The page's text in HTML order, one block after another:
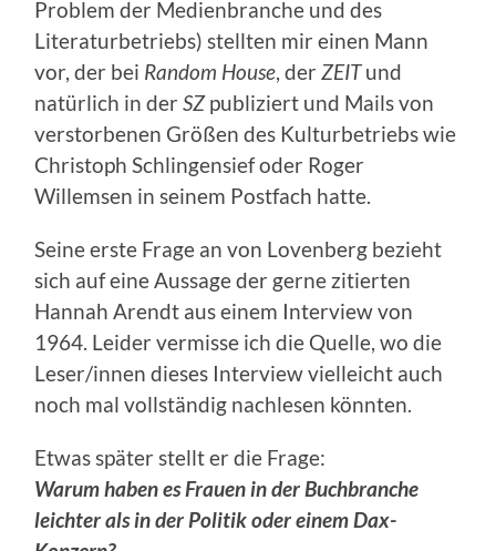
Problem der Medienbranche und des
Literaturbetriebs) stellten mir einen Mann
vor, der bei Random House, derZEITund
natürlich in derSZpubliziert und Mails von
verstorbenen Größen des Kulturbetriebs wie
Christoph Schlingensief oder Roger
Willemsen in seinem Postfach hatte.
Seine erste Frage an von Lovenberg bezieht
sich auf eine Aussage der gerne zitierten
Hannah Arendt aus einem Interview von
1964. Leider vermisse ich die Quelle, wo die
Leser/innen dieses Interview vielleicht auch
noch mal vollständig nachlesen könnten.
Etwas später stellt er die Frage:
Warum haben es Frauen in der Buchbranche
leichter als in der Politik oder einem Dax-